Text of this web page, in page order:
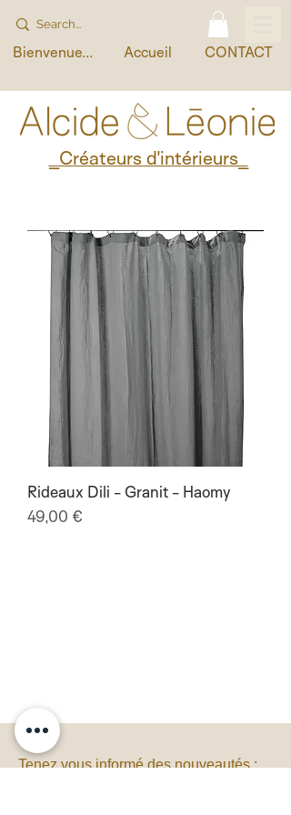
Bienvenue... Accueil CONTACT
_Créateurs d'intérieurs_
Rideaux Dili - Granit - Haomy
Prix
49,00 €
Tenez vous informé des nouveautés :